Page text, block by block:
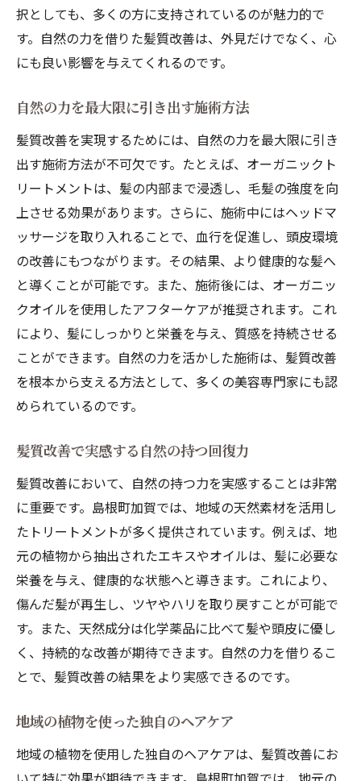
択としても、多くの方に支持されているのが魅力的で
す。自然の力を借りた髪質改善は、外見だけでなく、心
にも良い影響を与えてくれるのです。
自然の力を最大限に引き出す施術方法
髪質改善を実現するためには、自然の力を最大限に引き
出す施術方法が不可欠です。たとえば、オーガニックト
リートメントは、髪の内部まで浸透し、毛髪の強度を向
上させる効果があります。さらに、施術中にはヘッドマ
ッサージを取り入れることで、血行を促進し、頭皮環境
の改善にもつながります。その結果、より健康的な髪へ
と導くことが可能です。また、施術後には、オーガニッ
クオイルを使用したアフターケアが推奨されます。これ
により、髪にしっかりと栄養を与え、質感を持続させる
ことができます。自然の力を活かした施術は、髪質改善
を根本から支える方法として、多くの美容専門家にも認
められているのです。
髪質改善で実感する自然の持つ回復力
髪質改善において、自然の持つ力を実感することは非常
に重要です。島根町加賀では、地域の天然素材を活用し
たトリートメントが多く提供されています。例えば、地
元の植物から抽出されたエキスやオイルは、髪に必要な
栄養を与え、健康的な状態へと導きます。これにより、
傷んだ髪が再生し、ツヤやハリを取り戻すことが可能で
す。また、天然成分は化学薬品に比べて髪や頭皮に優し
く、持続的な改善が期待できます。自然の力を借りるこ
とで、髪質改善の結果をより実感できるのです。
地域の植物を使った独自のヘアケア
地域の植物を使用した独自のヘアケアは、髪質改善にお